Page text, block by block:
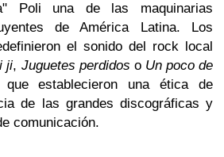
Poli una de las maquinarias
de América Latina. Los
el sonido del rock local
ji, Juguetes perdidos o Un poco de
establecieron una ética de
de las grandes discográficas y
comunicación.